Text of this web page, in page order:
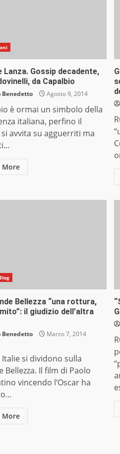
Lanza. Gossip decadente,
da Capalbio
Benedetto Agosto 9, 2014
è ormai un simbolo della
italiana, perfino il
avvita su agguerriti ma
More
Bellezza “una rottura,
il giudizio dell’altra
Benedetto
Marzo 7, 2014
Italie si dividono sulla
Bellezza. Il film di Paolo
vincendo l’Oscar ha
More